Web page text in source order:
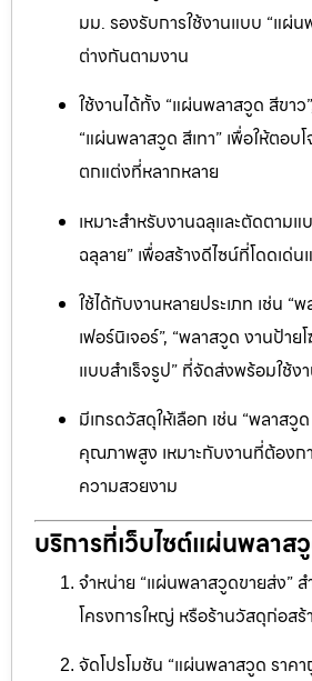
มม. รองรับการใช้งานแบบ “แผ่
ต่างกันตามงาน
ใช้งานได้ทั้ง “แผ่นพลาสวูด สีขาว
“แผ่นพลาสวูด สีเทา” เพื่อให้ตอ
ตกแต่งที่หลากหลาย
เหมาะสำหรับงานฉลุและตัดตาม
ฉลุลาย” เพื่อสร้างดีไซน์ที่โดดเด่
ใช้ได้กับงานหลายประเภท เช่น “
เฟอร์นิเจอร์”, “พลาสวูด งานป้า
แบบสำเร็จรูป” ที่จัดส่งพร้อมใช้ง
มีเกรดวัสดุให้เลือก เช่น “พลาสวู
คุณภาพสูง เหมาะกับงานที่ต้องก
ความสวยงาม
บริการที่เว็บไซต์แผ่นพลาส
จำหน่าย “แผ่นพลาสวูดขายส่ง” ส
โครงการใหญ่ หรือร้านวัสดุก่อสร้
จัดโปรโมชัน “แผ่นพลาสวูด ราค